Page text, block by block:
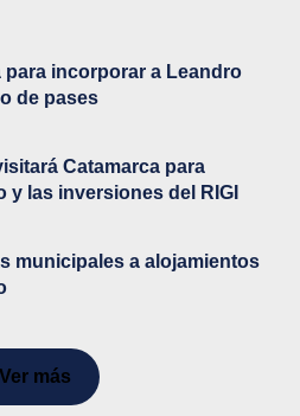
para incorporar a Leandro
de pases
Catamarca para
las inversiones del RIGI
municipales a alojamientos
Ver más